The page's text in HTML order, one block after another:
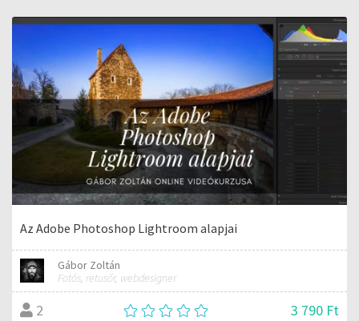
Az Adobe Photoshop Lightroom alapjai
Gábor Zoltán
Fotós, retusőr, webdesigner
2 3 790 Ft